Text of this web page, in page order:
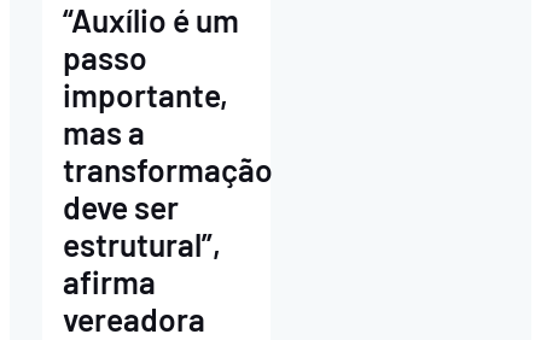
“Auxílio é um
passo
importante,
mas a
transformação
deve ser
estrutural”,
afirma
vereadora